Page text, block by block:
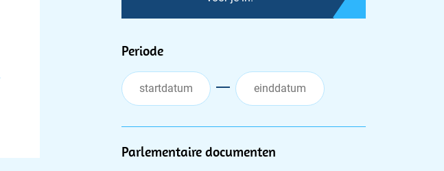
Filters
Periode
Parlementaire documenten